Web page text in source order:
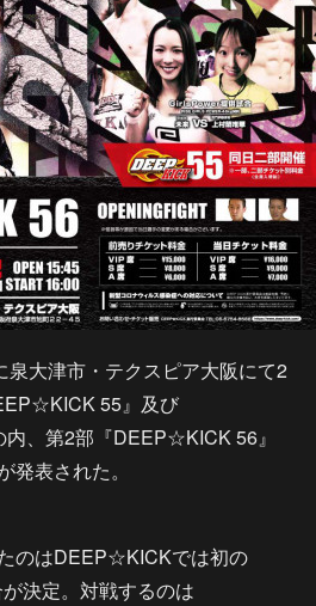
大津市・テクスピア大阪にて2
55』及び
、第2部『DEEP☆KICK 56』
表された。
のはDEEP☆KICKでは初の
決定。対戦するのは